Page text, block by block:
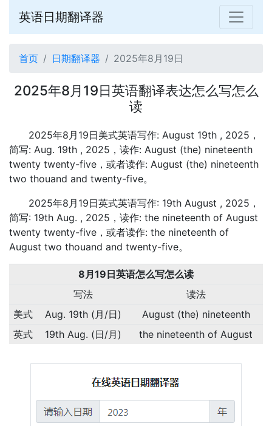
英语日期翻译器
首页 日期翻译器 2025年8月19日
2025年8月19日英语翻译表达怎么写怎么
读
2025年8月19日美式英语写作: August 19th , 2025，
简写: Aug. 19th , 2025，读作: August (the) nineteenth
twenty twenty-five，或者读作: August (the) nineteenth
two thouand and twenty-five。
2025年8月19日英式英语写作: 19th August , 2025，
简写: 19th Aug. , 2025，读作: the nineteenth of August
twenty twenty-five，或者读作: the nineteenth of
August two thouand and twenty-five。
8月19日英语怎么写怎么读
写法
读法
美式
Aug. 19th (月/日)
August (the) nineteenth
英式
19th Aug. (日/月) the nineteenth of August